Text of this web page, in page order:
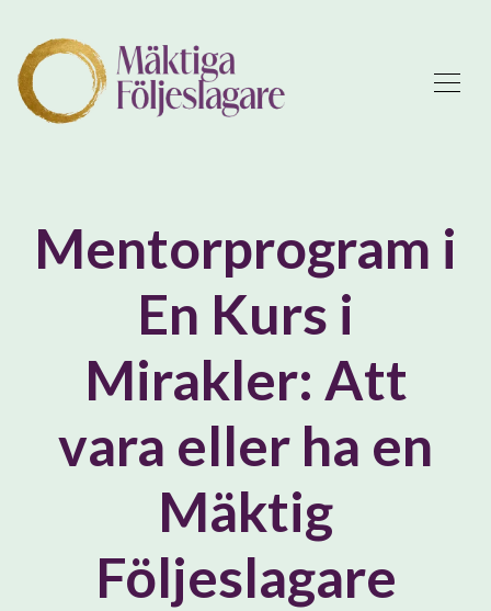
Mentorprogram i
En Kurs i
Mirakler: Att
vara eller ha en
Mäktig
Följeslagare